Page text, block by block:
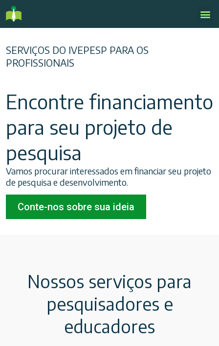
SERVIÇOS DO IVEPESP PARA OS
PROFISSIONAIS
Encontre financiamento
para seu projeto de
pesquisa​
Vamos procurar interessados em financiar seu projeto
de pesquisa e desenvolvimento.
Conte-nos sobre sua ideia
Nossos serviços para
pesquisadores e
educadores